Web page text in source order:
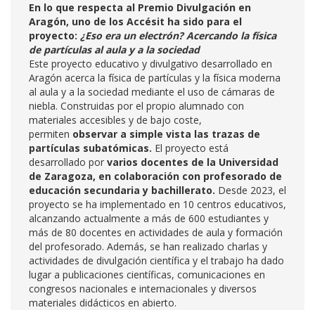
En lo que respecta al Premio Divulgación en
Aragón, uno de los Accésit ha sido para el
proyecto: ¿Eso era un electrón? Acercando la física
de partículas al aula y a la sociedad
Este proyecto educativo y divulgativo desarrollado en
Aragón acerca la física de partículas y la física moderna
al aula y a la sociedad mediante el uso de cámaras de
niebla. Construidas por el propio alumnado con
materiales accesibles y de bajo coste,
permiten observar a simple vista las trazas de
partículas subatómicas. El proyecto está
desarrollado por varios docentes de la Universidad
de Zaragoza, en colaboración con profesorado de
educación secundaria y bachillerato. Desde 2023, el
proyecto se ha implementado en 10 centros educativos,
alcanzando actualmente a más de 600 estudiantes y
más de 80 docentes en actividades de aula y formación
del profesorado. Además, se han realizado charlas y
actividades de divulgación científica y el trabajo ha dado
lugar a publicaciones científicas, comunicaciones en
congresos nacionales e internacionales y diversos
materiales didácticos en abierto.